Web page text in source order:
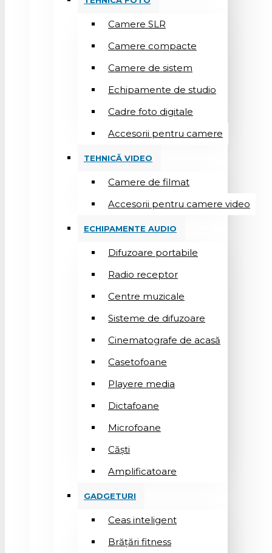
Camere SLR
Camere compacte
Camere de sistem
Echipamente de studio
Cadre foto digitale
Accesorii pentru camere
TEHNICĂ VIDEO
Camere de filmat
Accesorii pentru camere video
ECHIPAMENTE AUDIO
Difuzoare portabile
Radio receptor
Centre muzicale
Sisteme de difuzoare
Cinematografe de acasă
Casetofoane
Playere media
Dictafoane
Microfoane
Căşti
Amplificatoare
GADGETURI
Ceas inteligent
Brățări fitness